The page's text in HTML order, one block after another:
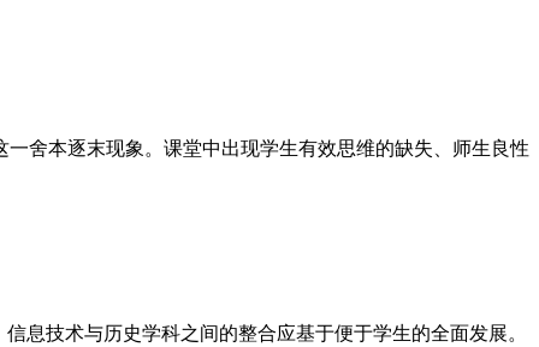
舍本逐末现象。课堂中出现学生有效思维的缺失、师生良性
息技术与历史学科之间的整合应基于便于学生的全面发展。